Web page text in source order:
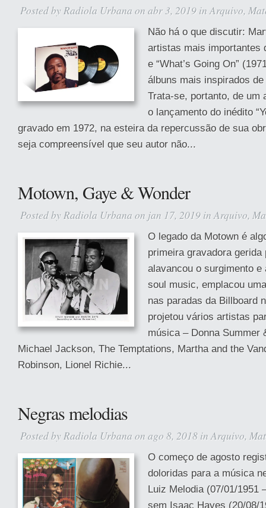
Posted by Radiola Urbana on abr 3, 2019 inArquivo,
Não há o que discutir:
artistas mais importantes
e “What’s Going On”
álbuns mais inspirados
Trata-se, portanto, de um
o lançamento do inédito
gravado em 1972, na esteira da repercussão de sua
seja compreensível que seu autor não...
Motown, Gaye & Wonder
Posted by Radiola Urbana on jan 17, 2019 inArquivo,
O legado da Motown é
primeira gravadora gerida
alavancou o surgimento e
soul music, emplacou
nas paradas da Billboard
projetou vários artistas
música – Donna Summer
Michael Jackson, The Temptations, Martha and the
Robinson, Lionel Richie...
Negras melodias
Posted by Radiola Urbana on ago 8, 2018 inArquivo,
O começo de agosto
doloridas para a música
Luiz Melodia (07/01/1951
sem Isaac Hayes (20/08/